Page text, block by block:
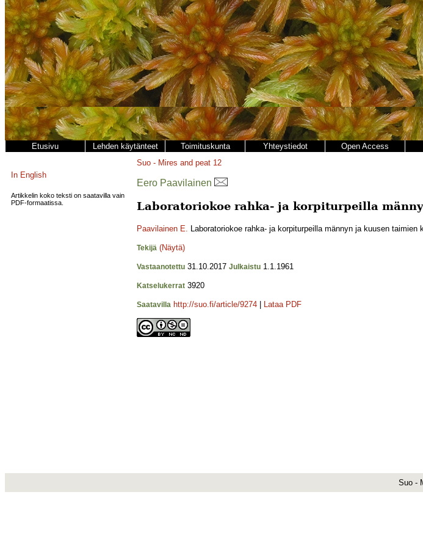
Etusivu Lehden käytänteet Toimituskunta Yhteystiedot Open Access
In English
Artikkelin koko teksti on saatavilla vain
PDF-formaatissa.
Suo - Mires and peat 12
Eero Paavilainen
Laboratoriokoe rahka- ja korpiturpeilla
Paavilainen E. Laboratoriokoe rahka- ja korpiturpeilla männyn ja kuusen taimien
Tekijä (Näytä)
Vastaanotettu 31.10.2017 Julkaistu 1.1.1961
Katselukerrat 3920
Saatavilla http://suo.fi/article/9274 Lataa PDF
Suo -